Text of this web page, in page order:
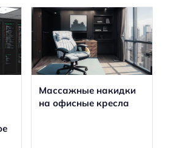
Массажные накидки
на офисные кресла